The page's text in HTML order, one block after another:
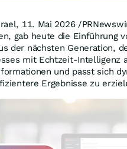
, 11. Mai 2026/
gab heute die Einführung
der nächsten Generation,
mit Echtzeit-Intelligenz
und passt sich
Ergebnisse zu